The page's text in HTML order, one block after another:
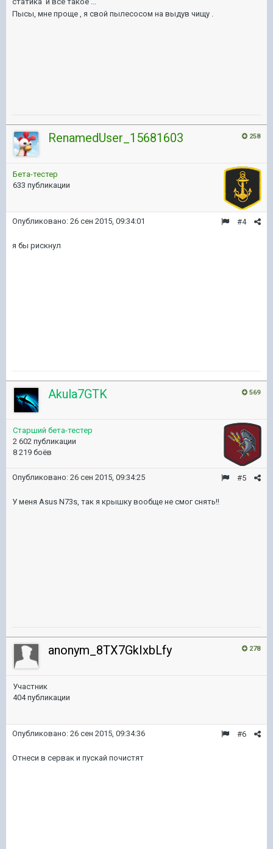
Пысы, мне проще , я свой пылесосом на выдув чищу .
258
RenamedUser_15681603
Бета-тестер
633 публикации
#4
Опубликовано: 26 сен 2015, 09:34:01
я бы рискнул
569
Akula7GTK
Старший бета-тестер
2 602 публикации
8 219 боёв
#5
Опубликовано: 26 сен 2015, 09:34:25
У меня Asus N73s, так я крышку вообще не смог снять!!
278
anonym_8TX7GkIxbLfy
Участник
404 публикации
#6
Опубликовано: 26 сен 2015, 09:34:36
Отнеси в сервак и пускай почистят